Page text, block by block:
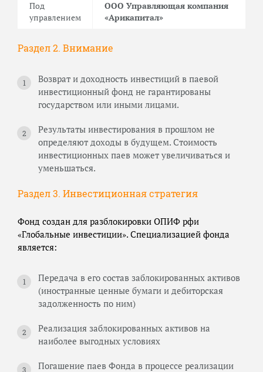
Под
управлением
ООО Управляющая компания
«Арикапитал»
Раздел 2. Внимание
Возврат и доходность инвестиций в паевой
инвестиционный фонд не гарантированы
государством или иными лицами.
Результаты инвестирования в прошлом не
определяют доходы в будущем. Стоимость
инвестиционных паев может увеличиваться и
уменьшаться.
Раздел 3. Инвестиционная стратегия
Фонд создан для разблокировки ОПИФ рфи
«Глобальные инвестиции». Специализацией фонда
является:
Передача в его состав заблокированных активов
(иностранные ценные бумаги и дебиторская
задолженность по ним)
Реализация заблокированных активов на
наиболее выгодных условиях
Погашение паев Фонда в процессе реализации